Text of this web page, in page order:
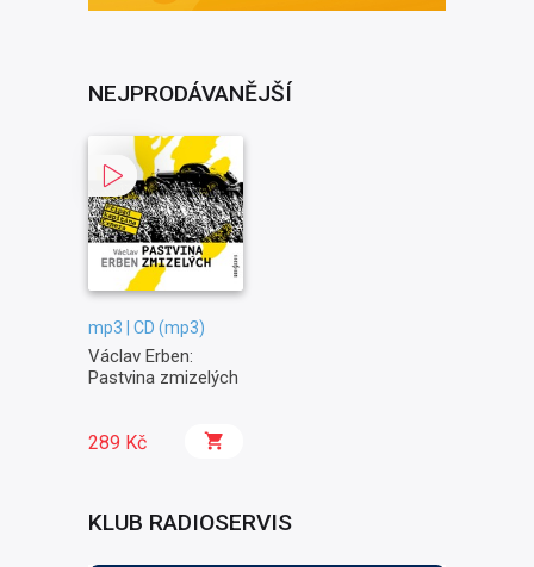
NEJPRODÁVANĚJŠÍ
mp3 | CD (mp3)
Václav Erben:
Pastvina zmizelých
289 Kč
KLUB RADIOSERVIS